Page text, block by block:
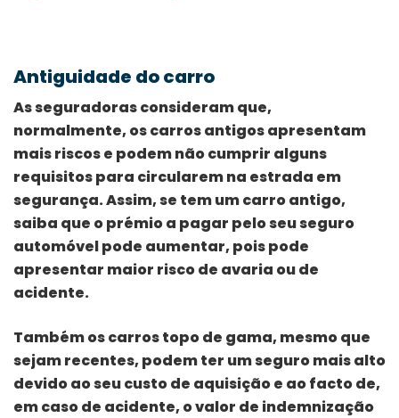
Antiguidade do carro
As seguradoras consideram que,
normalmente, os carros antigos apresentam
mais riscos e podem não cumprir alguns
requisitos para circularem na estrada em
segurança. Assim, se tem um carro antigo,
saiba que o prémio a pagar pelo seu seguro
automóvel pode aumentar, pois pode
apresentar maior risco de avaria ou de
acidente.
Também os carros topo de gama, mesmo que
sejam recentes, podem ter um seguro mais alto
devido ao seu custo de aquisição e ao facto de,
em caso de acidente, o valor de indemnização